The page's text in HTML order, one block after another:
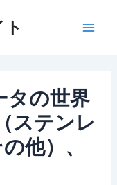
タの世界
ステンレ
他）、